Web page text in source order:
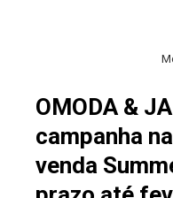
OMODA &
campanha
venda